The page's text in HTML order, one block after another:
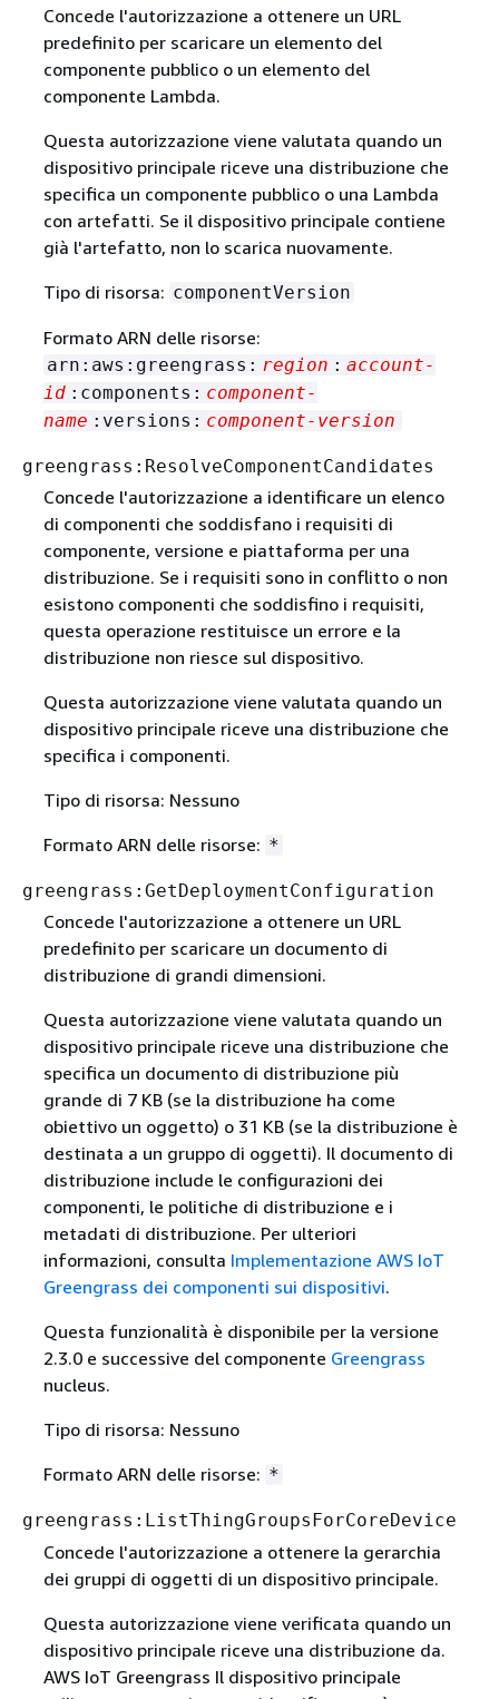
Concede l'autorizzazione a ottenere un URL
predefinito per scaricare un elemento del
componente pubblico o un elemento del
componente Lambda.
Questa autorizzazione viene valutata quando un
dispositivo principale riceve una distribuzione che
specifica un componente pubblico o una Lambda
con artefatti. Se il dispositivo principale contiene
già l'artefatto, non lo scarica nuovamente.
Tipo di risorsa: componentVersion
Formato ARN delle risorse:
arn:aws:greengrass: region : account-
id :components: component-
name :versions: component-version
greengrass:ResolveComponentCandidates
Concede l'autorizzazione a identificare un elenco
di componenti che soddisfano i requisiti di
componente, versione e piattaforma per una
distribuzione. Se i requisiti sono in conflitto o non
esistono componenti che soddisfino i requisiti,
questa operazione restituisce un errore e la
distribuzione non riesce sul dispositivo.
Questa autorizzazione viene valutata quando un
dispositivo principale riceve una distribuzione che
specifica i componenti.
Tipo di risorsa: Nessuno
Formato ARN delle risorse: *
greengrass:GetDeploymentConfiguration
Concede l'autorizzazione a ottenere un URL
predefinito per scaricare un documento di
distribuzione di grandi dimensioni.
Questa autorizzazione viene valutata quando un
dispositivo principale riceve una distribuzione che
specifica un documento di distribuzione più
grande di 7 KB (se la distribuzione ha come
obiettivo un oggetto) o 31 KB (se la distribuzione è
destinata a un gruppo di oggetti). Il documento di
distribuzione include le configurazioni dei
componenti, le politiche di distribuzione e i
metadati di distribuzione. Per ulteriori
informazioni, consulta Implementazione AWS IoT
Greengrass dei componenti sui dispositivi.
Questa funzionalità è disponibile per la versione
2.3.0 e successive del componente Greengrass
nucleus.
Tipo di risorsa: Nessuno
Formato ARN delle risorse: *
greengrass:ListThingGroupsForCoreDevice
Concede l'autorizzazione a ottenere la gerarchia
dei gruppi di oggetti di un dispositivo principale.
Questa autorizzazione viene verificata quando un
dispositivo principale riceve una distribuzione da.
AWS IoT Greengrass Il dispositivo principale